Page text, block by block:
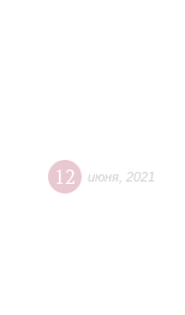
12 июня 2021